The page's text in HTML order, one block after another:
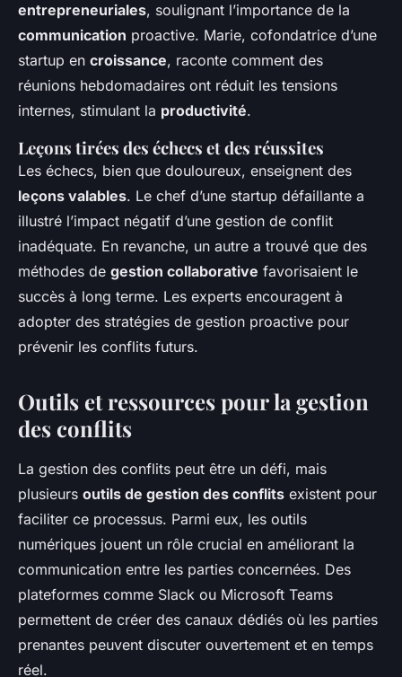
entrepreneuriales, soulignant l’importance de la
communication proactive. Marie, cofondatrice d’une
startup en croissance, raconte comment des
réunions hebdomadaires ont réduit les tensions
internes, stimulant la productivité.
Leçons tirées des échecs et des réussites
Les échecs, bien que douloureux, enseignent des
leçons valables. Le chef d’une startup défaillante a
illustré l’impact négatif d’une gestion de conflit
inadéquate. En revanche, un autre a trouvé que des
méthodes de gestion collaborative favorisaient le
succès à long terme. Les experts encouragent à
adopter des stratégies de gestion proactive pour
prévenir les conflits futurs.
Outils et ressources pour la gestion
des conflits
La gestion des conflits peut être un défi, mais
plusieurs outils de gestion des conflits existent pour
faciliter ce processus. Parmi eux, les outils
numériques jouent un rôle crucial en améliorant la
communication entre les parties concernées. Des
plateformes comme Slack ou Microsoft Teams
permettent de créer des canaux dédiés où les parties
prenantes peuvent discuter ouvertement et en temps
réel.